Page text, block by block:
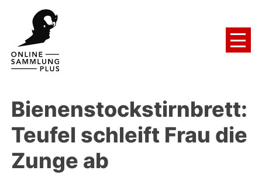
Bienenstockstirnbrett:
Teufel schleift Frau die
Zunge ab